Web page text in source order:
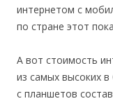
интернетом с
по стране этот
А вот стоимость
из самых высоких
с планшетов